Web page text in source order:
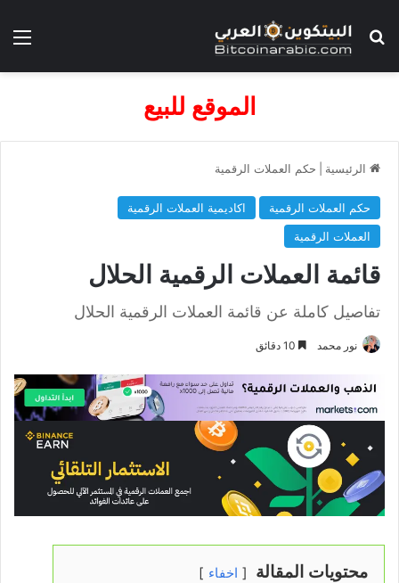
بحث عن
الموقع للبيع
الرئيسية حكم العملات الرقمية
حكم العملات الرقمية
اكاديمية العملات الرقمية
العملات الرقمية
قائمة العملات الرقمية الحلال
تفاصيل كاملة عن قائمة العملات الرقمية الحلال
نور محمد
محتويات المقالة اخفاء